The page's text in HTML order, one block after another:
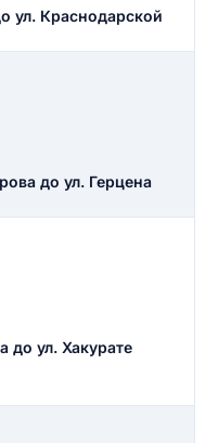
ул. Краснодарской
до ул. Герцена
до ул. Хакурате